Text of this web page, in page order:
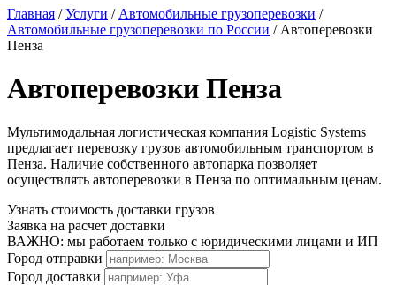
Главная /Услуги / Автомобильные грузоперевозки /
Автомобильные грузоперевозки по России / Автоперевозки
Пенза
Автоперевозки Пенза
Мультимодальная логистическая компания Logistic Systems
предлагает перевозку грузов автомобильным транспортом в
Пенза. Наличие собственного автопарка позволяет
осуществлять автоперевозки в Пенза по оптимальным ценам.
Узнать стоимость доставки грузов
Заявка на расчет доставки
ВАЖНО: мы работаем только с юридическими лицами и ИП
Город отправки
Город доставки